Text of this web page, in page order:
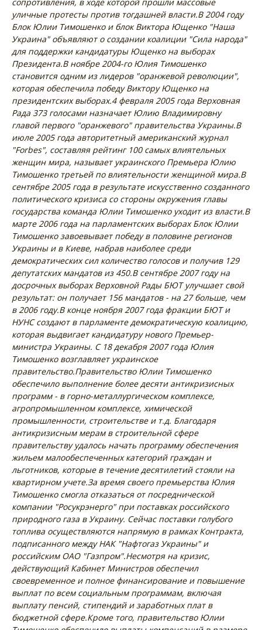
уличные протесты против тогдашней власти.В 2004 году
Блок Юлии Тимошенко и блок Виктора Ющенко "Наша
Украина" объявляют о создании коалиции "Сила народа"
для поддержки кандидатуры Ющенко на выборах
Президента.В ноябре 2004-го Юлия Тимошенко
становится одним из лидеров "оранжевой революции",
которая обеспечила победу Виктору Ющенко на
президентских выборах.4 февраля 2005 года Верховная
Рада 373 голосами назначает Юлию Владимировну
главой первого "оранжевого" правительства Украины.В
июле 2005 года авторитетный американский журнал
"Forbes", составляя рейтинг 100 самых влиятельных
женщин мира, называет украинского Премьера Юлию
Тимошенко третьей по влиятельности женщиной мира.В
сентябре 2005 года в результате искусственно созданного
политического кризиса со стороны окружения главы
государства команда Юлии Тимошенко уходит из власти.В
марте 2006 года на парламентских выборах Блок Юлии
Тимошенко завоевывает победу в половине регионов
Украины и в Киеве, набрав наиболее среди
демократических сил количество голосов и получив 129
депутатских мандатов из 450.В сентябре 2007 году на
досрочных выборах Верховной Рады БЮТ улучшает свой
результат: он получает 156 мандатов - на 27 больше, чем
в 2006 году.В конце ноября 2007 года фракции БЮТ и
НУНС создают в парламенте демократическую коалицию,
которая выдвигает кандидатуру нового Премьер-
министра Украины. С 18 декабря 2007 года Юлия
Тимошенко возглавляет украинское
правительство.Правительство Юлии Тимошенко
обеспечило выполнение более десяти антикризисных
программ - в горно-металлургическом комплексе,
агропромышленном комплексе, химической
промышленности, строительстве и т.д. Благодаря
антикризисным мерам в строительной сфере
правительству удалось начать программу обеспечения
жильем малообеспеченных категорий граждан и
льготников, которые в течение десятилетий стояли на
квартирном учете.За время своего премьерства Юлия
Тимошенко смогла отказаться от посреднической
компании "Росукрэнерго" при поставках российского
природного газа в Украину. Сейчас поставки голубого
топлива осуществляются напрямую в рамках Контракта,
подписанного между НАК "Нафтогаз Украины" и
российским ОАО "Газпром".Несмотря на кризис,
действующий Кабинет Министров обеспечил
своевременное и полное финансирование и повышение
выплат по всем социальным программам, включая
выплату пенсий, стипендий и заработных плат в
бюджетной сфере.Кроме того, правительство Юлии